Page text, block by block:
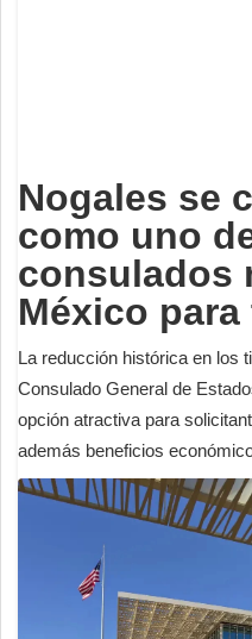
Nogales se
como uno
consulados
México
La reducción histórica en los
Consulado General de
opción atractiva para
además beneficios